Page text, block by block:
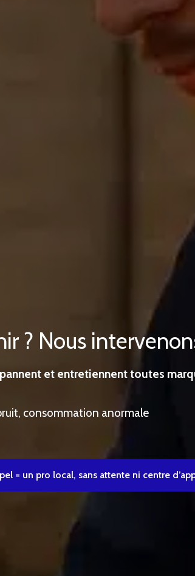
? Nous
et entretiennent toutes
consommation anormale
= un pro local, sans attente ni centre